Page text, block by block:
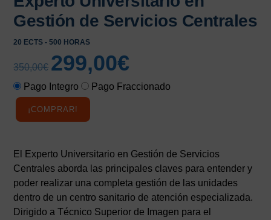
Gestión de Servicios Centrales
20 ECTS - 500 HORAS
350,00€
El
precio
original
299,00€
actual
Pago Integro Pago Fraccionado
¡COMPRAR!
El Experto Universitario en Gestión de Servicios
Centrales aborda las principales claves para entender y
poder realizar una completa gestión de las unidades
dentro de un centro sanitario de atención especializada.
Dirigido a Técnico Superior de Imagen para el